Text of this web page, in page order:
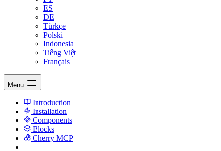
ES
DE
Türkçe
Polski
Indonesia
Tiếng Việt
Français
Menu
Introduction
Installation
Components
Blocks
Cherry MCP